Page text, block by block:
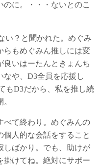
に。・・・ないとのこ
い？と聞かれた。めぐみ
らもめぐみん推しには変
良いはーたんときょんち
なや、D3全員を応援し
もD3だから、私を推し続
べて終わり。めぐみんの
人的な会話をすること
しばかり。でも、助けが
掛けてね。絶対にサポー